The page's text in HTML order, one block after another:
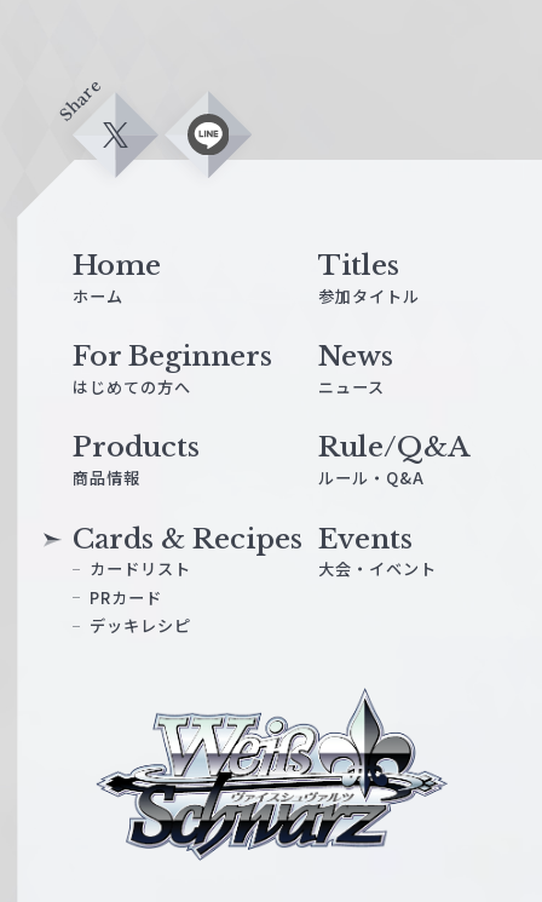
Share
X L
i
ス
Home
ホーム
Titles
参加タイトル
For Beginners
はじめての方へ
News
ニュース
Products
商品情報
Cards & Recipes
カードリスト
PRカード
デッキレシピ
Events
大会・イベント
Rule/Q&A
ルール・Q&A